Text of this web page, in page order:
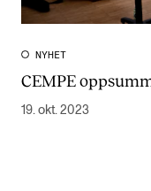
CREMAH
Prosjekter
Publikasjoner
NYHET
CEMPE
19. okt. 2023